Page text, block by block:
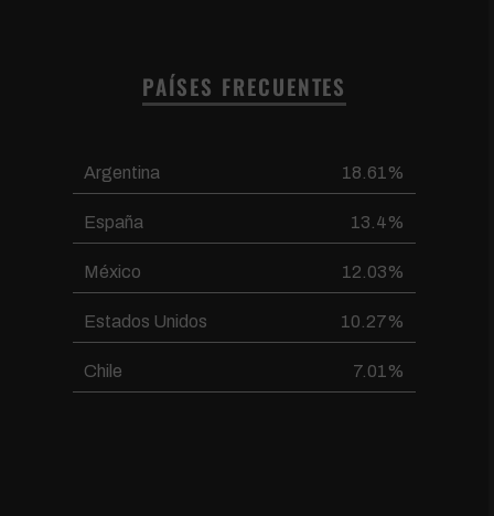
PAÍSES FRECUENTES
Argentina 18.61%
España 13.4%
México 12.03%
Estados Unidos 10.27%
Chile 7.01%